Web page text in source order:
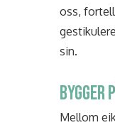
oss,
sin.
BYGGER
Mellom